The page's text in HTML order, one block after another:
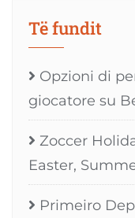
Të fundit
Opzioni di
giocatore su
Zoccer
Easter,
Primeiro